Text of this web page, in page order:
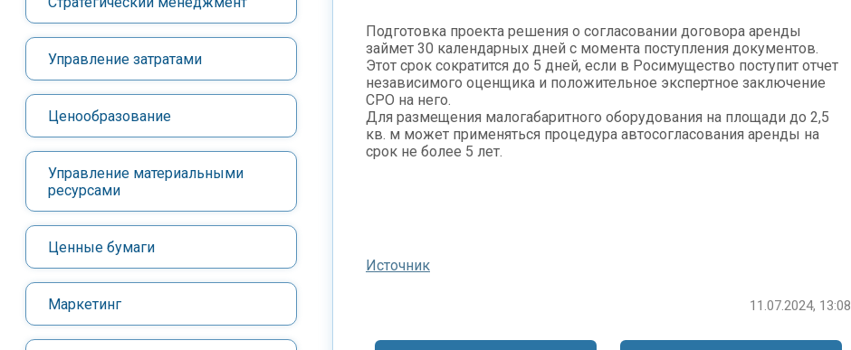
Управление затратами
Ценообразование
Управление материальными
ресурсами
Ценные бумаги
Маркетинг
Подготовка проекта решения о согласовании договора аренды
займет 30 календарных дней с момента поступления документов.
Этот срок сократится до 5 дней, если в Росимущество поступит отчет
независимого оценщика и положительное экспертное заключение
СРО на него.
Для размещения малогабаритного оборудования на площади до 2,5
кв. м может применяться процедура автосогласования аренды на
срок не более 5 лет.
Источник
11.07.2024, 13:08